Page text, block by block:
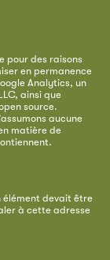
pour des raisons
en permanence
Analytics, un
ainsi que
source.
aucune
matière de
élément devait être
à cette adresse